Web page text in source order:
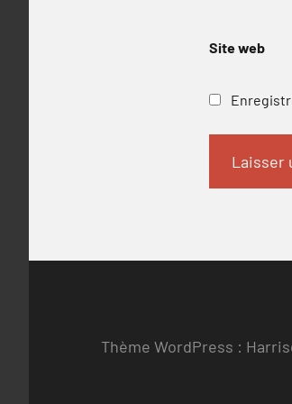
Site web
Thème WordPress :